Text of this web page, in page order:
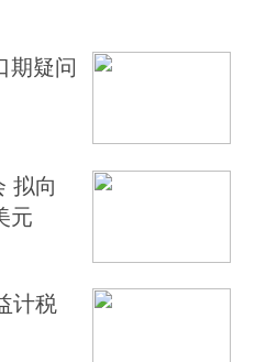
期疑问
拟向
元
计税